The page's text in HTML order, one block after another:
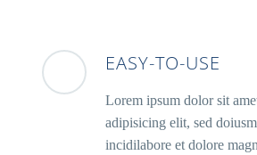
EASY-TO-USE
Lorem ipsum dolor sit
adipisicing elit, sed
incidilabore et dolore